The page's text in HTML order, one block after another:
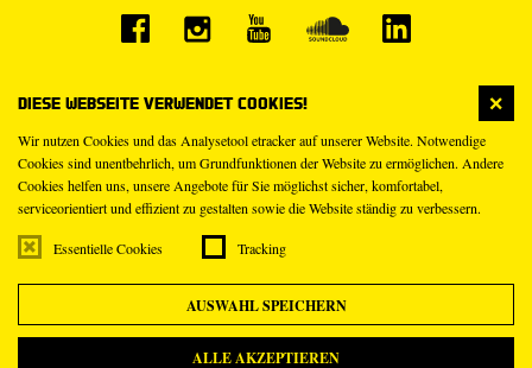
Diese Webseite verwendet Cookies!
Wir nutzen Cookies und das Analysetool etracker auf unserer Website. Notwendige
Cookies sind unentbehrlich, um Grundfunktionen der Website zu ermöglichen. Andere
Cookies helfen uns, unsere Angebote für Sie möglichst sicher, komfortabel,
serviceorientiert und effizient zu gestalten sowie die Website ständig zu verbessern.
Essentielle Cookies Tracking
AUSWAHL SPEICHERN
ALLE AKZEPTIEREN